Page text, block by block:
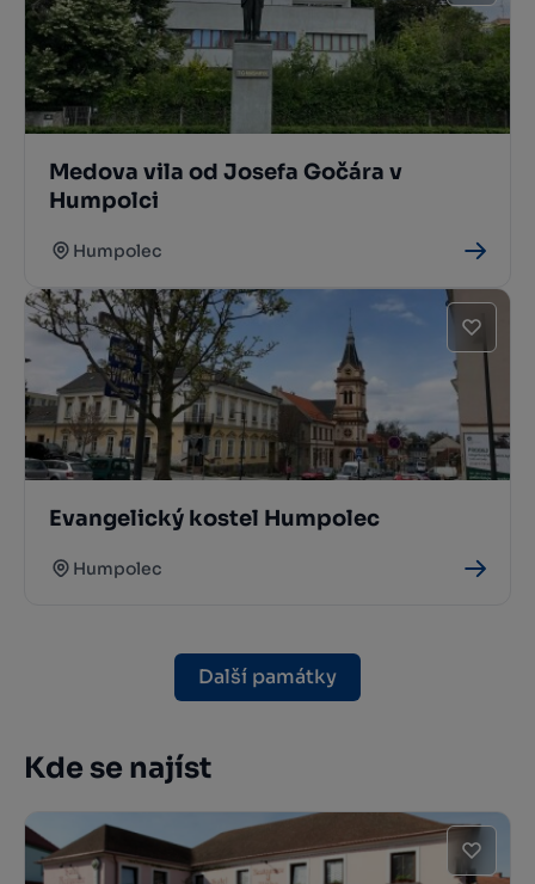
Medova vila od Josefa Gočára v
Humpolci
Humpolec
Evangelický kostel Humpolec
Humpolec
Další památky
Kde se najíst